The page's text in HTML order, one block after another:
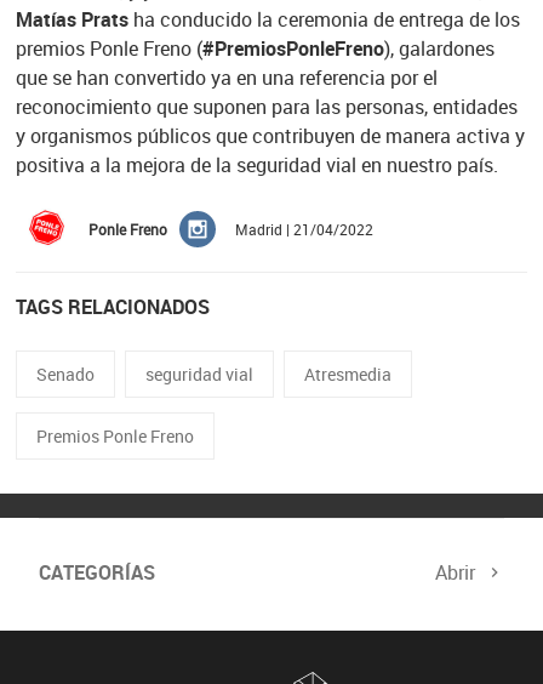
Matías Pratsha conducido la ceremonia de entrega de los
premios Ponle Freno (#PremiosPonleFreno), galardones
que se han convertido ya en una referencia por el
reconocimiento que suponen para las personas, entidades
y organismos públicos que contribuyen de manera activa y
positiva a la mejora de la seguridad vial en nuestro país.
Ponle Freno Madrid | 21/04/2022
TAGS RELACIONADOS
Senado seguridad vial Atresmedia
Premios Ponle Freno
CATEGORÍAS Abrir